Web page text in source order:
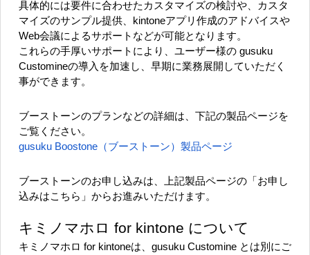
具体的には要件に合わせたカスタマイズの検討や、カスタ
マイズのサンプル提供、kintoneアプリ作成のアドバイスや
Web会議によるサポートなどが可能となります。
これらの手厚いサポートにより、ユーザー様の gusuku
Customineの導入を加速し、早期に業務展開していただく
事ができます。
ブーストーンのプランなどの詳細は、下記の製品ページを
ご覧ください。
gusuku Boostone（ブーストーン）製品ページ
ブーストーンのお申し込みは、上記製品ページの「お申し
込みはこちら」からお進みいただけます。
キミノマホロ for kintone について
キミノマホロ for kintoneは、gusuku Customine とは別にご